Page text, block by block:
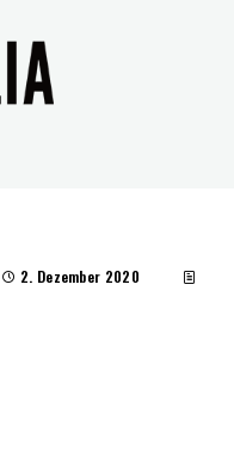
2. Dezember 2020